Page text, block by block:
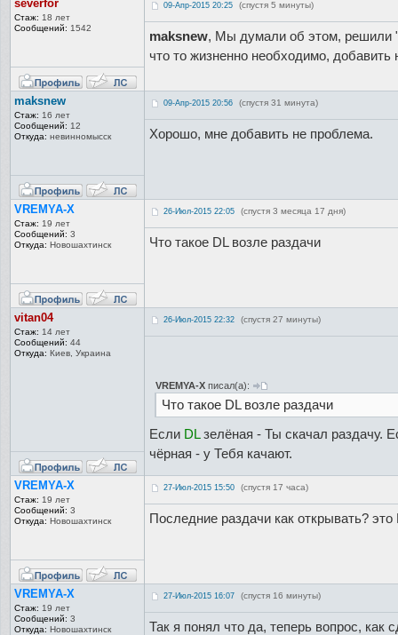
severfor
Стаж: 18 лет
Сообщений: 1542
09-Апр-2015 20:25 (спустя 5 минуты)
maksnew, Мы думали об этом, решили
что то жизненно необходимо, добавить
maksnew
Стаж: 16 лет
Сообщений: 12
Откуда: невинномысск
09-Апр-2015 20:56 (спустя 31 минута)
Хорошо, мне добавить не проблема.
VREMYA-X
Стаж: 19 лет
Сообщений: 3
Откуда: Новошахтинск
26-Июл-2015 22:05 (спустя 3 месяца 17 дня)
Что такое DL возле раздачи
vitan04
Стаж: 14 лет
Сообщений: 44
Откуда: Киев, Украина
26-Июл-2015 22:32 (спустя 27 минуты)
VREMYA-Xписал(а):
Что такое DL возле раздачи
Если DLзелёная - Ты скачал раздачу.
чёрная - у Тебя качают.
VREMYA-X
Стаж: 19 лет
Сообщений: 3
Откуда: Новошахтинск
27-Июл-2015 15:50 (спустя 17 часа)
Последние раздачи как открывать? это
VREMYA-X
Стаж: 19 лет
Сообщений: 3
Откуда: Новошахтинск
27-Июл-2015 16:07 (спустя 16 минуты)
Так я понял что да, теперь вопрос, как